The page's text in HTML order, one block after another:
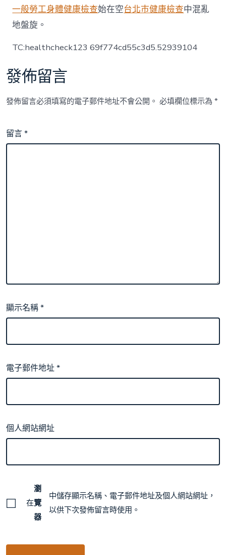
一般勞工身體健康檢查始在空台北巿健康檢查中混亂
地盤旋。
TC:healthcheck123 69f774cd55c3d5.52939104
發佈留言
發佈留言必須填寫的電子郵件地址不會公開。 必填欄位標示為*
留言*
顯示名稱*
電子郵件地址*
個人網站網址
在
瀏
覽
器
中儲存顯示名稱、電子郵件地址及個人網站網址，
以供下次發佈留言時使用。